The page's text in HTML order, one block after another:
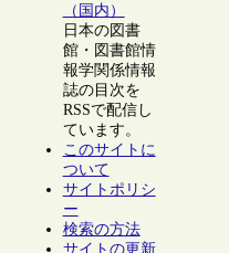
（国内）
日本の図書
館・図書館情
報学関係情報
誌の目次を
RSSで配信し
ています。
このサイトに
ついて
サイトポリシ
ー
検索の方法
サイトの更新